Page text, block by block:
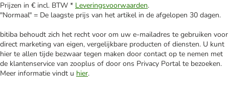
Prijzen in € incl. BTW * Leveringsvoorwaarden.
"Normaal" = De laagste prijs van het artikel in de afgelopen 30 dagen.
bitiba behoudt zich het recht voor om uw e-mailadres te gebruiken voor
direct marketing van eigen, vergelijkbare producten of diensten. U kunt
hier te allen tijde bezwaar tegen maken door contact op te nemen met
de klantenservice van zooplus of door ons Privacy Portal te bezoeken.
Meer informatie vindt u hier.